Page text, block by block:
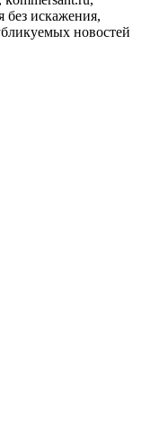
без искажения,
новостей